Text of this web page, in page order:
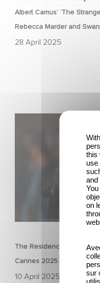
Albert Camus’ ‘The
Rebecca Marder and
28 April 2025
The Residence von Yann
Cannes 2025 ausgewählt
10 April 2025
The Residence von
this
use
and
on
sur